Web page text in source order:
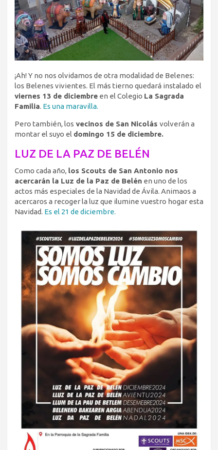
¡Ah! Y no nos olvidamos de otra modalidad de Belenes:
los Belenes vivientes. El más tierno quedará instalado el
viernes 13 de diciembre en el Colegio La Sagrada
Familia. Es una maravilla.
Pero también, los vecinos de San Nicolás volverán a
montar el suyo el domingo 15 de diciembre.
LUZ DE LA PAZ DE BELÉN
Como cada año, los Scouts de San Antonio nos
acercarán la Luz de la Paz de Belén en uno de los
actos más especiales de la Navidad de Ávila. Animaos a
acercaros a recoger la luz que ilumine vuestro hogar esta
Navidad. Es el 21 de diciembre.